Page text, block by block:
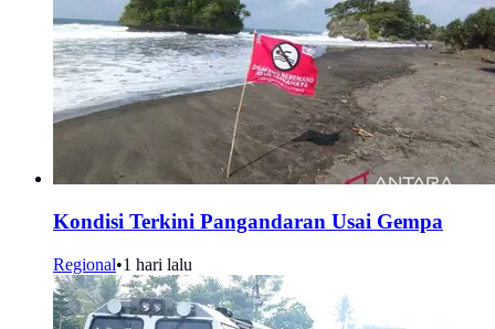
Kondisi Terkini Pangandaran Usai Gempa
Regional•1 hari lalu